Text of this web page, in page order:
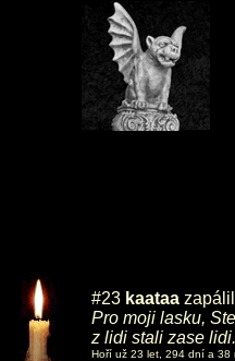
#23 kaataa
Pro moji lasku,
z lidi stali zase lidi.
Hoří už 23 let, 294 dní a 38